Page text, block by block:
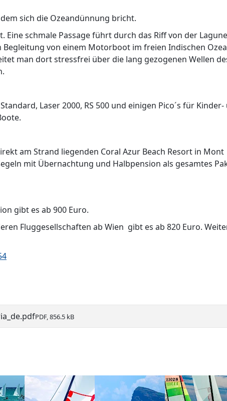
sich die Ozeandünnung bricht.
schmale Passage führt durch das Riff von der Lagune
von einem Motorboot im freien Indischen
man dort stressfrei über die lang gezogenen Wellen
Laser 2000, RS 500 und einigen Pico´s für Kinder-
am Strand liegenden Coral Azur Beach Resort in Mont
mit Übernachtung und Halbpension als gesamtes
gibt es ab 900 Euro.
Fluggesellschaften ab Wien gibt es ab 820 Euro.
PDF, 856.5 kB